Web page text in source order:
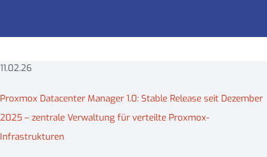
11.02.26
Proxmox Datacenter Manager 1.0: Stable Release seit Dezember
2025 – zentrale Verwaltung für verteilte Proxmox-
Infrastrukturen